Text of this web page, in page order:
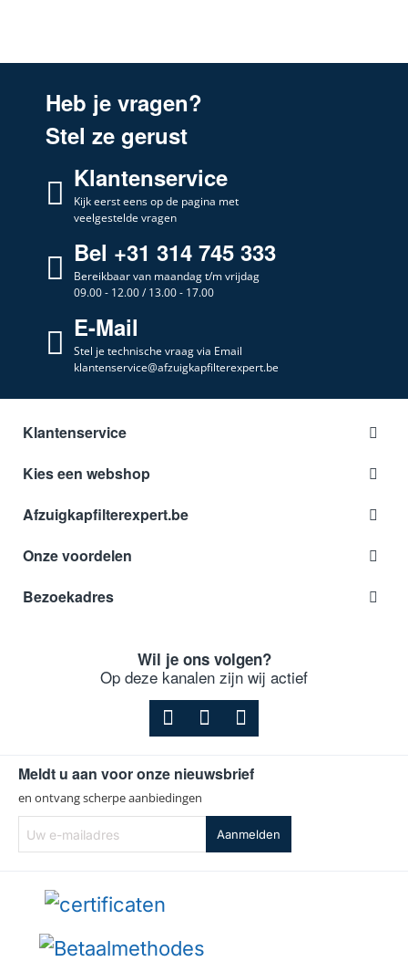
Heb je vragen?
Stel ze gerust
Klantenservice
Kijk eerst eens op de pagina met
veelgestelde vragen
Bel +31 314 745 333
Bereikbaar van maandag t/m vrijdag
09.00 - 12.00 / 13.00 - 17.00
E-Mail
Stel je technische vraag via Email
klantenservice@afzuigkapfilterexpert.be
Klantenservice
Kies een webshop
Afzuigkapfilterexpert.be
Onze voordelen
Bezoekadres
Wil je ons volgen?
Op deze kanalen zijn wij actief
Meldt u aan voor onze nieuwsbrief
en ontvang scherpe aanbiedingen
e-
mailadres
Aanmelden